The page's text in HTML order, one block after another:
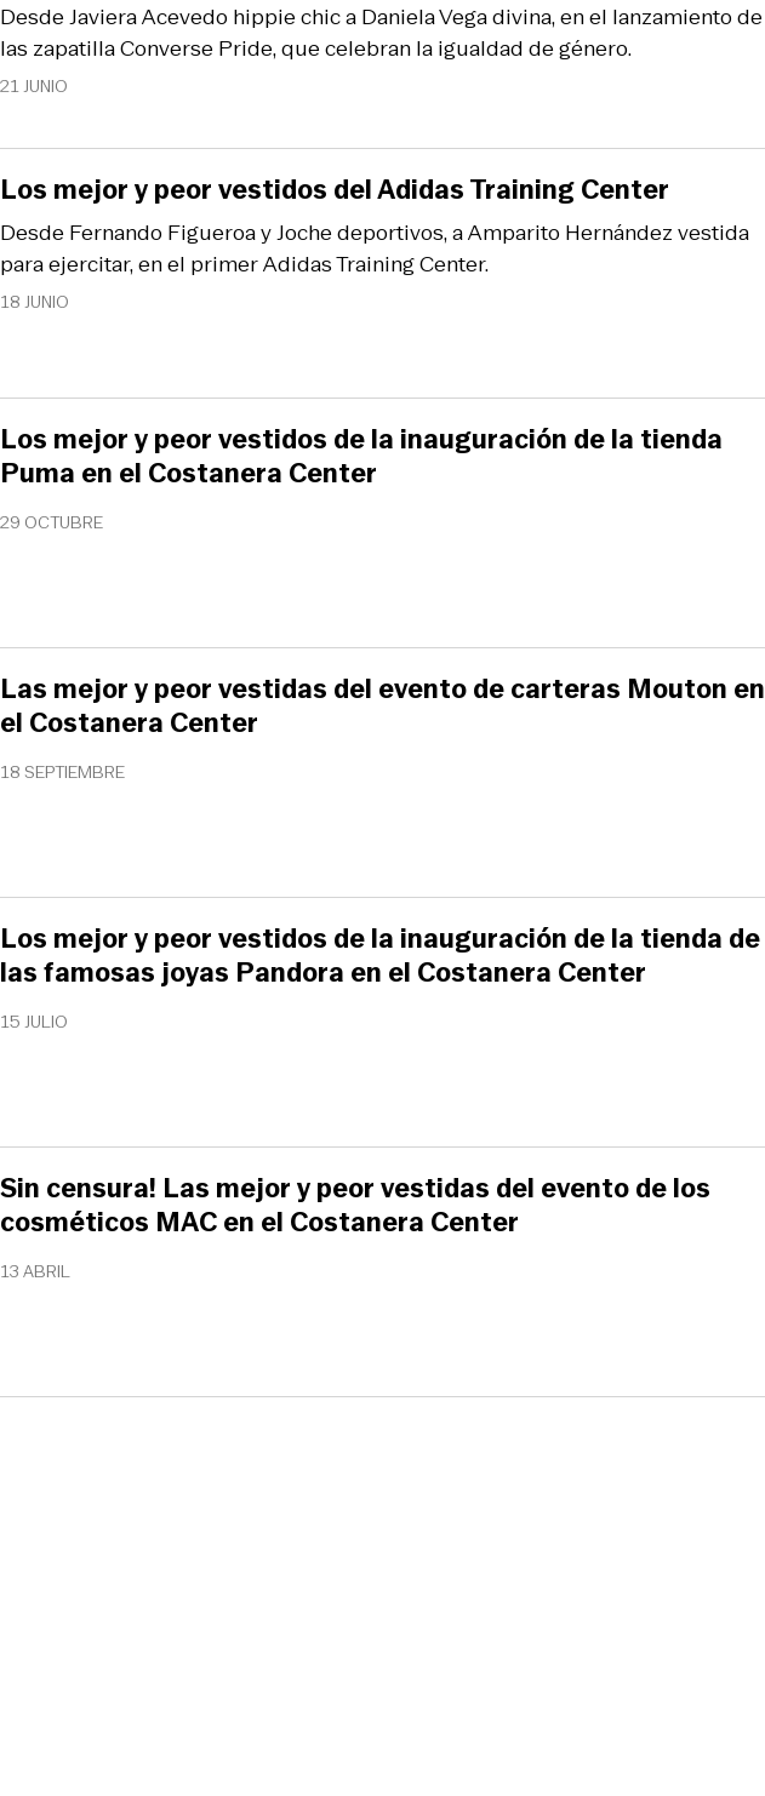
21 JUNIO
Desde Javiera Acevedo hippie chic a Daniela Vega divina, en el lanzamiento de
las zapatilla Converse Pride, que celebran la igualdad de género.
18 JUNIO
Desde Fernando Figueroa y Joche deportivos, a Amparito Hernández vestida
para ejercitar, en el primer Adidas Training Center.
Los mejor y peor vestidos del Adidas Training Center
29 OCTUBRE
Los mejor y peor vestidos de la inauguración de la tienda
Puma en el Costanera Center
18 SEPTIEMBRE
Las mejor y peor vestidas del evento de carteras Mouton en
el Costanera Center
15 JULIO
Los mejor y peor vestidos de la inauguración de la tienda de
las famosas joyas Pandora en el Costanera Center
13 ABRIL
Sin censura! Las mejor y peor vestidas del evento de los
cosméticos MAC en el Costanera Center